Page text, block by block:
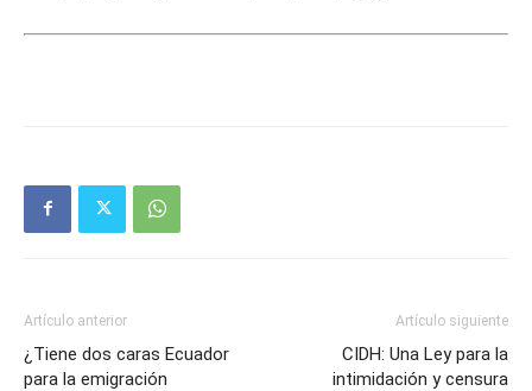
Artículo anterior
¿Tiene dos caras Ecuador
para la emigración
Artículo siguiente
CIDH: Una Ley para la
intimidación y censura